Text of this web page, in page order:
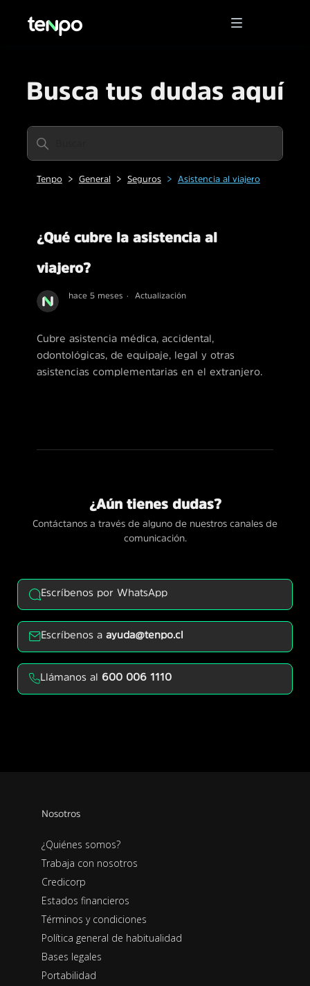
Busca tus dudas aquí
Tenpo General Seguros Asistencia al viajero
¿Qué cubre la asistencia al
viajero?
hace 5 meses Actualización
Cubre asistencia médica, accidental,
odontológicas, de equipaje, legal y otras
asistencias complementarias en el extranjero.
¿Aún tienes dudas?
Contáctanos a través de alguno de nuestros canales de
comunicación.
Escríbenos por WhatsApp
Escríbenos aayuda@tenpo.cl
Llámanos al 600 006 1110
Nosotros
¿Quiénes somos?
Trabaja con nosotros
Credicorp
Estados financieros
Términos y condiciones
Política general de habitualidad
Bases legales
Portabilidad